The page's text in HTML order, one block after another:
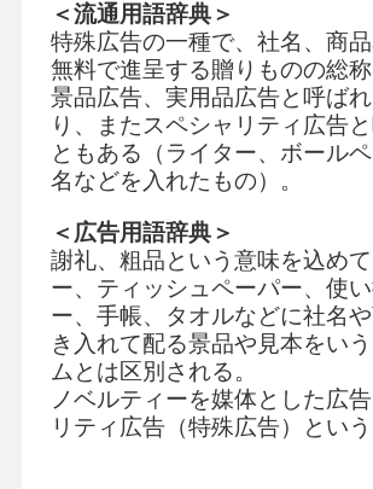
＜流通用語辞典＞
特殊広告の一種で、社名、商
無料で進呈する贈りものの総
景品広告、実用品広告と呼ば
り、またスペシャリティ広告
ともある（ライター、ボール
名などを入れたもの）。
＜広告用語辞典＞
謝礼、粗品という意味を込め
ー、ティッシュペーパー、使
ー、手帳、タオルなどに社名
き入れて配る景品や見本をい
ムとは区別される。
ノベルティーを媒体とした広
リティ広告（特殊広告）という